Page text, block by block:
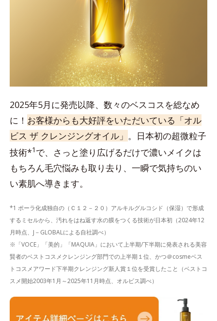
2025年5月に発売以降、数々のベスコスを総なめ
に！ お客様からも大好評をいただいている「オル
ビス ザ クレンジングオイル」 。日本初の超微粒子
技術*1 で、さっと塗り広げるだけで濃いメイクは
もちろん毛穴悩みも取り去り、一瞬で気持ちのい
い素肌へ導きます。
*1 ポーラ化成独自の（Ｃ１２－２０）アルキルグルコシド（保湿）で形成
するミセルから、汚れをはね返す水の膜をつくる技術が日本初（2024年12
月時点、J－GLOBALによる自社調べ）
※「VOCE」「美的」「MAQUIA」において上半期/下半期に発表される美容
賢者のベストコスメクレンジング部門での上半期１位、かつ＠cosmeベス
トコスメアワード下半期クレンジング新人賞１位を受賞したこと（ベストコ
スメ開始2003年1月～2025年11月時点、オルビス調べ）